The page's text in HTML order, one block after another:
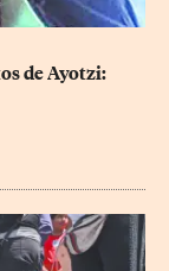
de Ayotzi: